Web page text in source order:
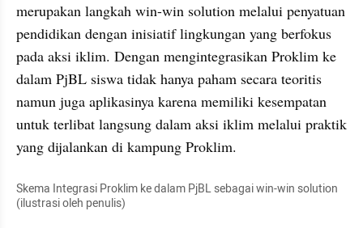
merupakan langkah win-win solution melalui penyatuan
pendidikan dengan inisiatif lingkungan yang berfokus
pada aksi iklim. Dengan mengintegrasikan Proklim ke
dalam PjBL siswa tidak hanya paham secara teoritis
namun juga aplikasinya karena memiliki kesempatan
untuk terlibat langsung dalam aksi iklim melalui praktik
yang dijalankan di kampung Proklim.
Skema Integrasi Proklim ke dalam PjBL sebagai win-win solution
(ilustrasi oleh penulis)